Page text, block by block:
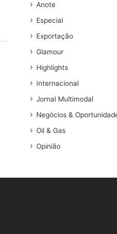
Anote
Especial
Exportação
Glamour
Highlights
Internacional
Jornal Multimodal
Negócios &
Oil & Gas
Opinião